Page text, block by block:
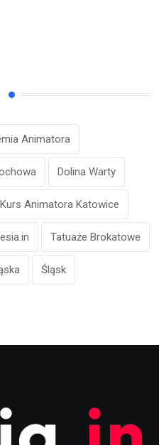
Animatora
Dolina Warty
Kurs Animatora Katowice
Tatuaże Brokatowe
Śląsk